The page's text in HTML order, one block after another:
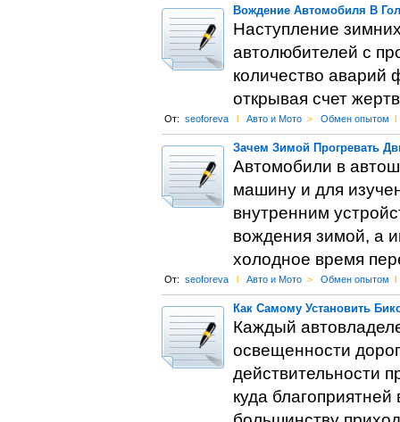
Вождение Автомобиля В
Наступление
автолюбителей с
количество аварий
открывая счет
От: seoforeva l Авто и Мото > Обмен опытом l
Зачем Зимой Прогревать
Автомобили в
машину и для
внутренним
вождения зимой, а
холодное время
От: seoforeva l Авто и Мото > Обмен опытом l
Как Самому Установить
Каждый
освещенности
действительности
куда